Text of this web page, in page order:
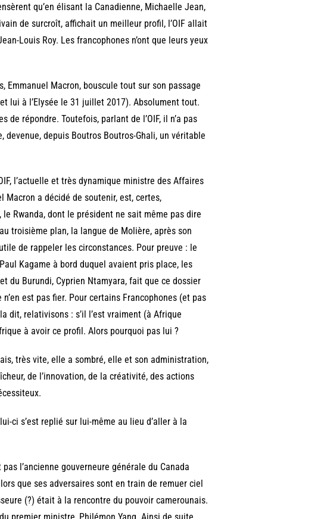
qu’en élisant la Canadienne, Michaelle Jean,
de surcroît, affichait un meilleur profil, l’OIF allait
Louis Roy. Les francophones n’ont que leurs yeux
Emmanuel Macron, bouscule tout sur son passage
lui à l’Elysée le 31 juillet 2017). Absolument tout.
répondre. Toutefois, parlant de l’OIF, il n’a pas
depuis Boutros Boutros-Ghali, un véritable
l’actuelle et très dynamique ministre des Affaires
Macron a décidé de soutenir, est, certes,
Rwanda, dont le président ne sait même pas dire
troisième plan, la langue de Molière, après son
de rappeler les circonstances. Pour preuve : le
Kagame à bord duquel avaient pris place, les
du Burundi, Cyprien Ntamyara, fait que ce dossier
est pas fier. Pour certains Francophones (et pas
dit, relativisons : s’il l’est vraiment (à Afrique
à avoir ce profil. Alors pourquoi pas lui ?
très vite, elle a sombré, elle et son administration,
de l’innovation, de la créativité, des actions
ci s’est replié sur lui-même au lieu d’aller à la
l’ancienne gouverneure générale du Canada
que ses adversaires sont en train de remuer ciel
(?) était à la rencontre du pouvoir camerounais.
premier ministre, Philémon Yang. Ainsi de suite.